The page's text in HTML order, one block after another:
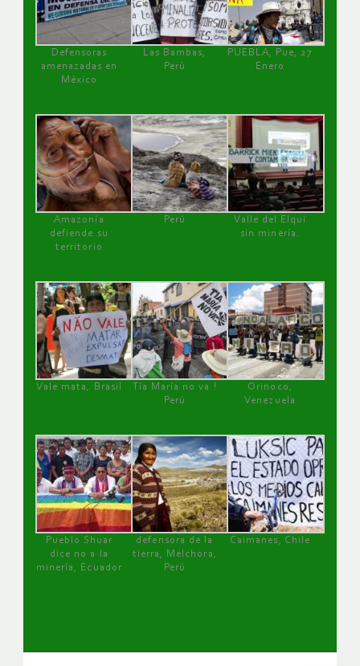
Defensoras
amenazadas en
México
Las Bambas,
Perú
PUEBLA, Pue, 27
Enero
Amazonía
defiende su
territorio
Perú
Valle del Elqui
sin minería.
Vale mata, Brasil
Tía María no va !
Perú
Orinoco,
Venezuela
Pueblo Shuar
dice no a la
minería, Ecuador
defensora de la
tierra, Melchora,
Perú
Caimanes, Chile